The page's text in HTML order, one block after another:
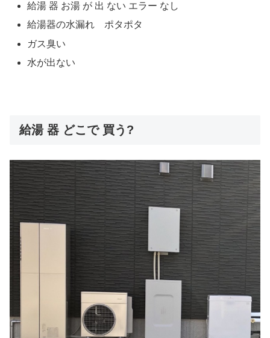
給湯 器 お湯 が 出 ない エラー なし
給湯器の水漏れ ポタポタ
ガス臭い
水が出ない
給湯 器 どこで 買う?